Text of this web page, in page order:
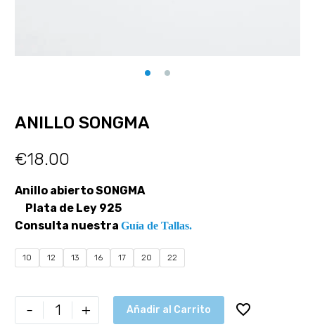
ANILLO SONGMA
€18.00
Anillo abierto SONGMA
Plata de Ley 925
Consulta nuestra Guía de Tallas.
10 12 13 16 17 20 22
- + Añadir al Carrito